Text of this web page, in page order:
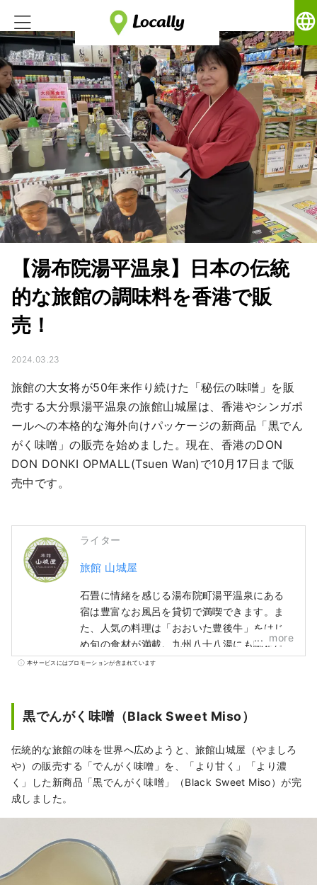
language
【湯布院湯平温泉】日本の伝統
的な旅館の調味料を香港で販
売！
2024.03.23
旅館の大女将が50年来作り続けた「秘伝の味噌」を販
売する大分県湯平温泉の旅館山城屋は、香港やシンガポ
ールへの本格的な海外向けパッケージの新商品「黒でん
がく味噌」の販売を始めました。現在、香港のDON
DON DONKI OPMALL(Tsuen Wan)で10月17日まで販
売中です。
ライター
旅館 山城屋
石畳に情緒を感じる湯布院町湯平温泉にある
宿は豊富なお風呂を貸切で満喫できます。ま
た、人気の料理は「おおいた豊後牛」をはじ
め旬の食材が満載。九州八十八湯にも認定さ
れました。
more
本サービスにはプロモーションが含まれています
黒でんがく味噌（Black Sweet Miso）
伝統的な旅館の味を世界へ広めようと、旅館山城屋（やましろ
や）の販売する「でんがく味噌」を、「より甘く」「より濃
く」した新商品「黒でんがく味噌」（Black Sweet Miso）が完
成しました。